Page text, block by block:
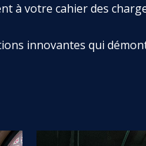
à votre cahier des
innovantes qui